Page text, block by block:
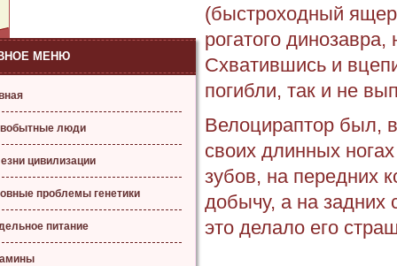
МЕНЮ
люди
цивилизации
проблемы генетики
питание
(быстроходный
рогатого
Схватившись и
погибли, так и не
Велоцираптор был,
своих длинных
зубов, на передних
добычу, а на задних
это делало его